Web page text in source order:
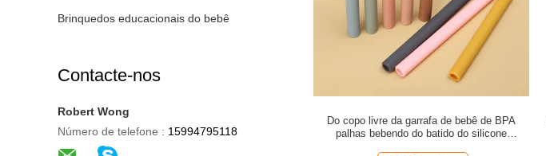
Brinquedos educacionais do bebê
Contacte-nos
Robert Wong
Número de telefone : 15994795118
Do copo livre da garrafa de bebê de BPA
palhas bebendo do batido do silicone